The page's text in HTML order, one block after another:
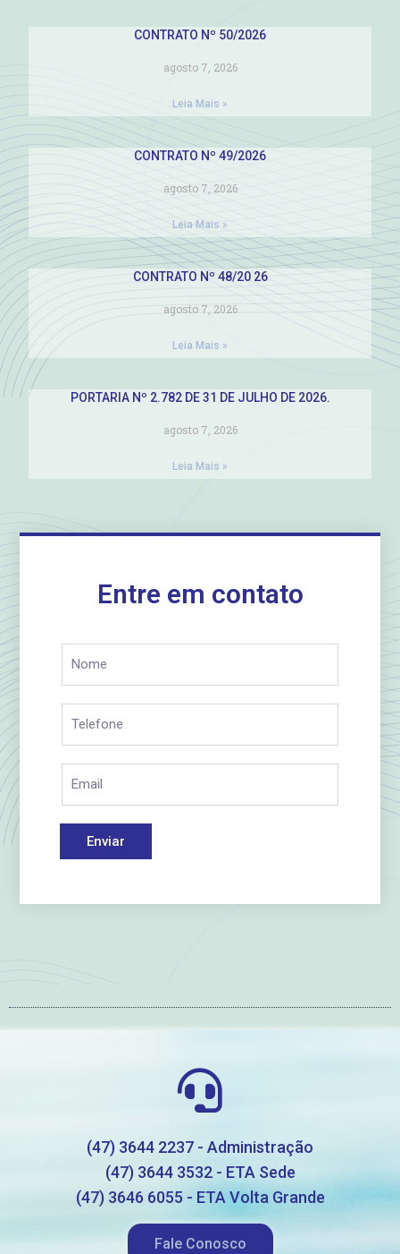
CONTRATO Nº 50/2026
agosto 7, 2026
Leia Mais »
CONTRATO Nº 49/2026
agosto 7, 2026
Leia Mais »
CONTRATO Nº 48/20 26
agosto 7, 2026
Leia Mais »
PORTARIA Nº 2.782 DE 31 DE JULHO DE 2026.
agosto 7, 2026
Leia Mais »
Entre em contato
Enviar
(47) 3644 2237 - Administração
(47) 3644 3532 - ETA Sede
(47) 3646 6055 - ETA Volta Grande
Fale Conosco